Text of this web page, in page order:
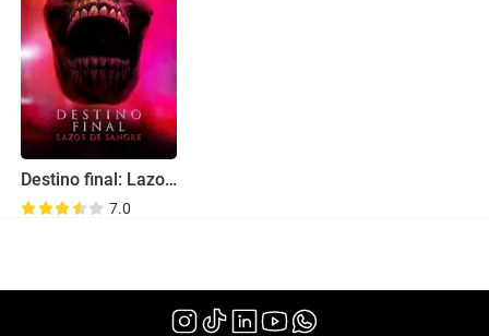
Destino final: Lazos de sangre
7.0